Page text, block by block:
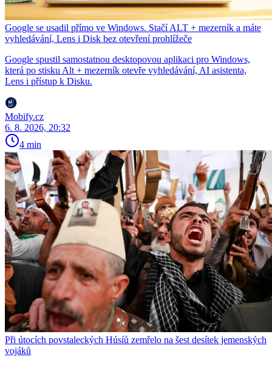
Google se usadil přímo ve Windows. Stačí ALT + mezerník a máte
vyhledávání, Lens i Disk bez otevření prohlížeče
Google spustil samostatnou desktopovou aplikaci pro Windows,
která po stisku Alt + mezerník otevře vyhledávání, AI asistenta,
Lens i přístup k Disku.
Mobify.cz
6. 8. 2026, 20:32
4 min
Při útocích povstaleckých Húsíů zemřelo na šest desítek jemenských
vojáků